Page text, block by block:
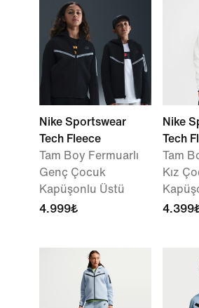
Nike Sportswear
Tech Fleece
Tam Boy Fermuarlı
Genç Çocuk
Kapüşonlu Üstü
4.999₺
Nike
Tech
Tam
Kız